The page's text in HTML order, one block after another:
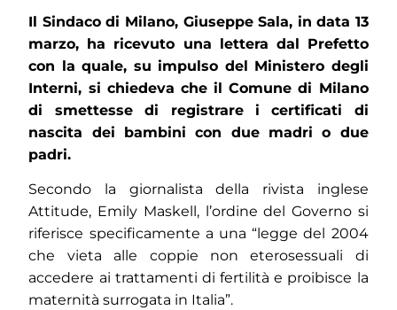
Il Sindaco di Milano, Giuseppe Sala, in data 13
marzo, ha ricevuto una lettera dal Prefetto
con la quale, su impulso del Ministero degli
Interni, si chiedeva che il Comune di Milano
di smettesse di registrare i certificati di
nascita dei bambini con due madri o due
padri.
Secondo la giornalista della rivista inglese
Attitude, Emily Maskell, l’ordine del Governo si
riferisce specificamente a una “legge del 2004
che vieta alle coppie non eterosessuali di
accedere ai trattamenti di fertilità e proibisce la
maternità surrogata in Italia”.